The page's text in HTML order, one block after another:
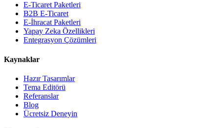
E-Ticaret Paketleri
B2B E-Ticaret
E-İhracat Paketleri
Yapay Zeka Özellikleri
Entegrasyon Çözümleri
Kaynaklar
Hazır Tasarımlar
Tema Editörü
Referanslar
Blog
Ücretsiz Deneyin